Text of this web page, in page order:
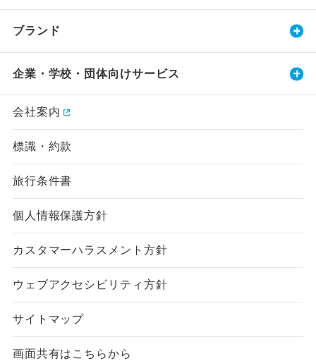
ブランド
企業・学校・団体向けサービス
会社案内
標識・約款
旅行条件書
個人情報保護方針
カスタマーハラスメント方針
ウェブアクセシビリティ方針
サイトマップ
画面共有はこちらから